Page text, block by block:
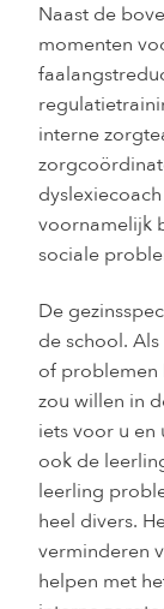
Naast de
momenten
interne
voornamelijk
sociale
De
de school.
of problemen
zou willen in
iets voor u en
ook de
leerling
heel divers.
verminderen
helpen met